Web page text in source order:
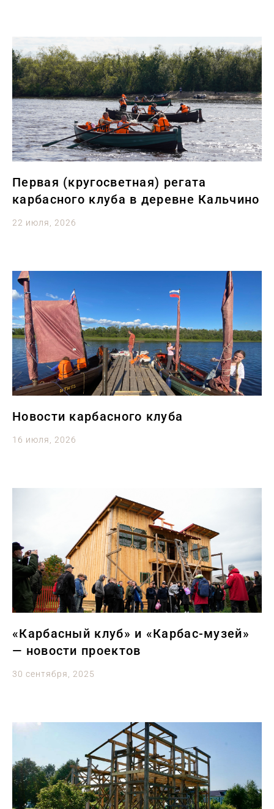
Первая (кругосветная) регата
карбасного клуба в деревне Кальчино
22 июля, 2026
Новости карбасного клуба
16 июля, 2026
«Карбасный клуб» и «Карбас-музей»
— новости проектов
30 сентября, 2025